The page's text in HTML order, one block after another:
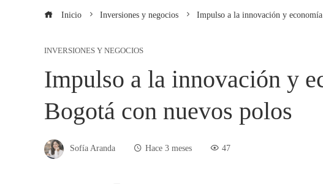
Inicio Inversiones y negocios Impulso a la innovación y
INVERSIONES Y NEGOCIOS
Impulso a la innovación y
Bogotá con nuevos polos
Sofía Aranda Hace 3 meses 47